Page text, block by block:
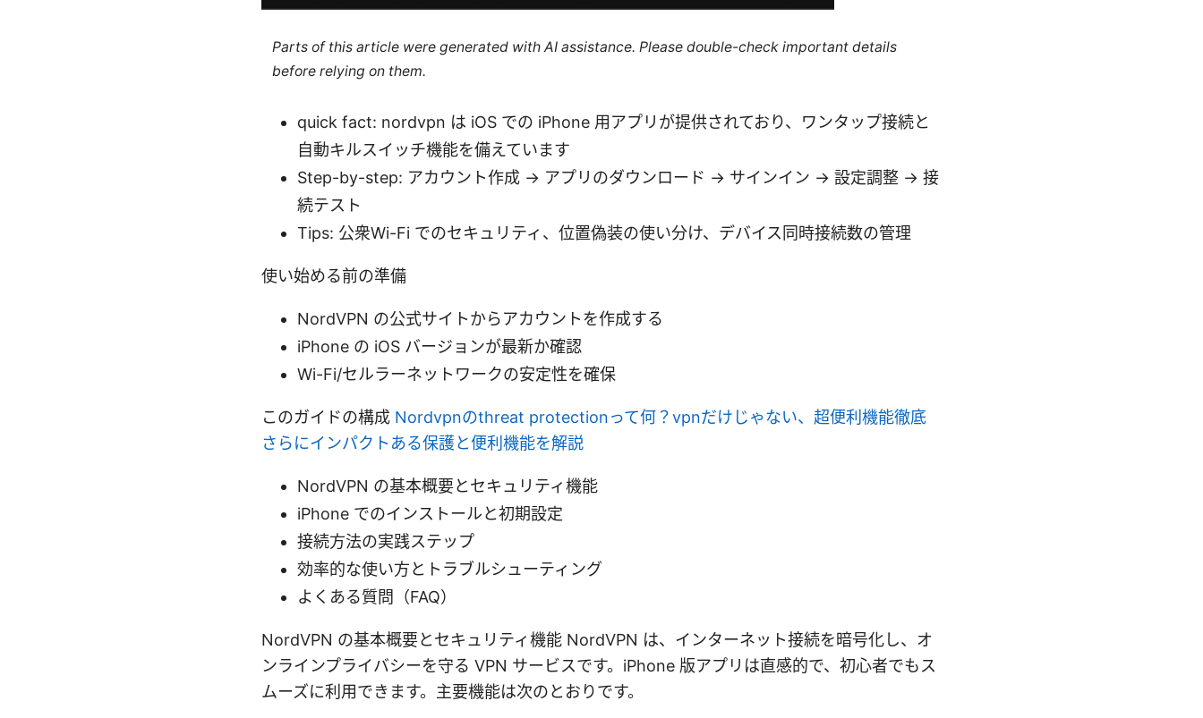
Parts of this article were generated with AI assistance. Please double-check important details
before relying on them.
quick fact: nordvpn は iOS での iPhone 用アプリが提供されており、ワンタップ接続と
自動キルスイッチ機能を備えています
Step-by-step: アカウント作成 → アプリのダウンロード → サインイン → 設定調整 → 接
続テスト
Tips: 公衆Wi-Fi でのセキュリティ、位置偽装の使い分け、デバイス同時接続数の管理
使い始める前の準備
NordVPN の公式サイトからアカウントを作成する
iPhone の iOS バージョンが最新か確認
Wi-Fi/セルラーネットワークの安定性を確保
このガイドの構成 Nordvpnのthreat protectionって何？vpnだけじゃない、超便利機能徹底
さらにインパクトある保護と便利機能を解説
NordVPN の基本概要とセキュリティ機能
iPhone でのインストールと初期設定
接続方法の実践ステップ
効率的な使い方とトラブルシューティング
よくある質問（FAQ）
NordVPN の基本概要とセキュリティ機能 NordVPN は、インターネット接続を暗号化し、オ
ンラインプライバシーを守る VPN サービスです。iPhone 版アプリは直感的で、初心者でもス
ムーズに利用できます。主要機能は次のとおりです。